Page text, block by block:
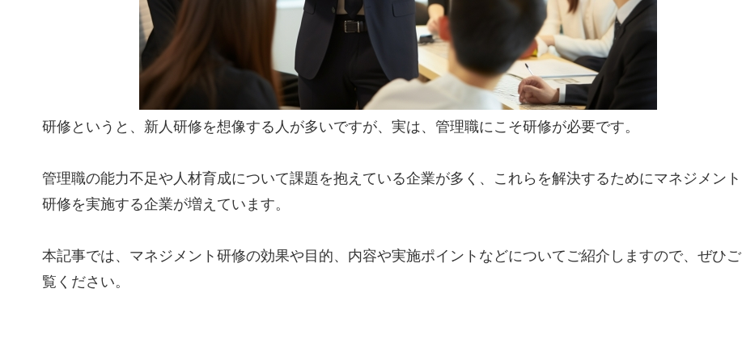
研修というと、新人研修を想像する人が多いですが、実は、管理職にこそ研修が必要です。
管理職の能力不足や人材育成について課題を抱えている企業が多く、これらを解決するためにマネジメント
研修を実施する企業が増えています。
本記事では、マネジメント研修の効果や目的、内容や実施ポイントなどについてご紹介しますので、ぜひご
覧ください。